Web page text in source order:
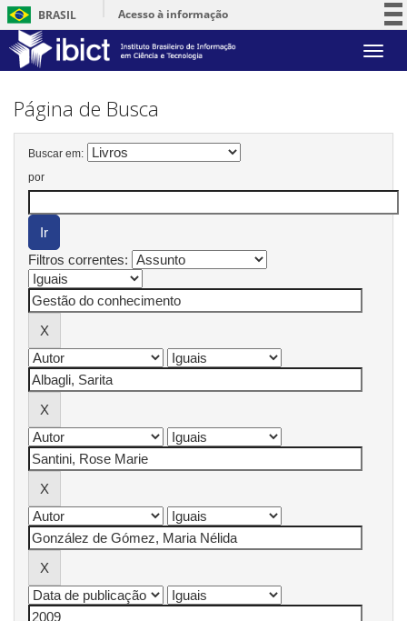
BRASIL
Acesso à informação
Serviços
Skip
Página de Busca
Buscar em:
por
Filtros correntes: